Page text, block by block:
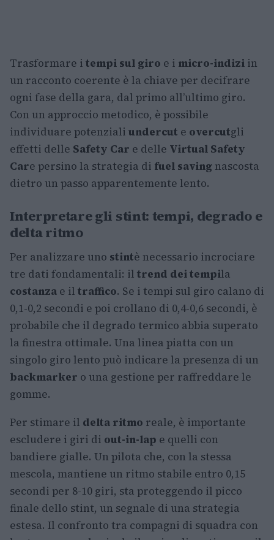
Trasformare i tempi sul giro e i micro-indizi in
un racconto coerente è la chiave per decifrare
ogni fase della gara, dal primo all’ultimo giro.
Con un approccio metodico, è possibile
individuare potenziali undercut e overcutgli
effetti delle Safety Car e delle Virtual Safety
Care persino la strategia di fuel saving nascosta
dietro un passo apparentemente lento.
Interpretare gli stint: tempi, degrado e
delta ritmo
Per analizzare uno stintè necessario incrociare
tre dati fondamentali: il trend dei tempila
costanza e il traffico. Se i tempi sul giro calano di
0,1-0,2 secondi e poi crollano di 0,4-0,6 secondi, è
probabile che il degrado termico abbia superato
la finestra ottimale. Una linea piatta con un
singolo giro lento può indicare la presenza di un
backmarker o una gestione per raffreddare le
gomme.
Per stimare il delta ritmo reale, è importante
escludere i giri di out-in-lap e quelli con
bandiere gialle. Un pilota che, con la stessa
mescola, mantiene un ritmo stabile entro 0,15
secondi per 8-10 giri, sta proteggendo il picco
finale dello stint, un segnale di una strategia
estesa. Il confronto tra compagni di squadra con